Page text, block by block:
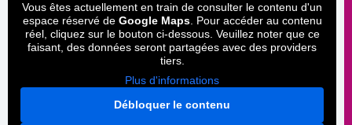
Vous êtes actuellement en train de consulter le contenu d'un
espace réservé de Google Maps. Pour accéder au contenu
réel, cliquez sur le bouton ci-dessous. Veuillez noter que ce
faisant, des données seront partagées avec des providers
tiers.
Plus d'informations
Débloquer le contenu